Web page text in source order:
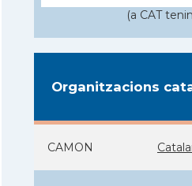
(a CAT
Organitzacions
CAMON